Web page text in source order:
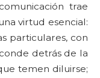
trae
virtud esencial:
particulares, con
detrás de la
temen diluirse;